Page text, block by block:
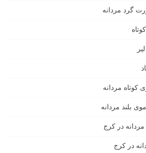
گرد مردانه
مردانه
بلند مردانه
در کرج
در کرج